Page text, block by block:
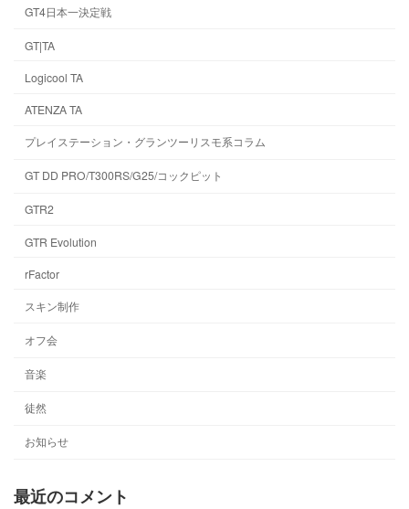
GT4日本一決定戦
GT|TA
Logicool TA
ATENZA TA
プレイステーション・グランツーリスモ系コラム
GT DD PRO/T300RS/G25/コックピット
GTR2
GTR Evolution
rFactor
スキン制作
オフ会
音楽
徒然
お知らせ
最近のコメント